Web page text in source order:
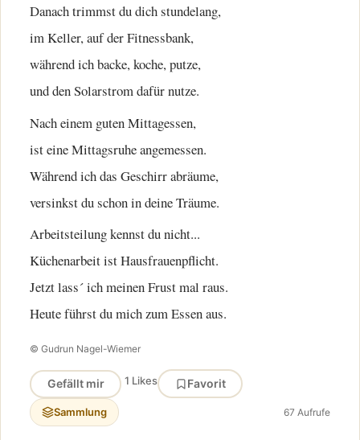
Danach trimmst du dich stundelang,
im Keller, auf der Fitnessbank,
während ich backe, koche, putze,
und den Solarstrom dafür nutze.
Nach einem guten Mittagessen,
ist eine Mittagsruhe angemessen.
Während ich das Geschirr abräume,
versinkst du schon in deine Träume.
Arbeitsteilung kennst du nicht...
Küchenarbeit ist Hausfrauenpflicht.
Jetzt lass´ ich meinen Frust mal raus.
Heute führst du mich zum Essen aus.
© Gudrun Nagel-Wiemer
Gefällt mir 1 Likes Favorit
Sammlung 67 Aufrufe